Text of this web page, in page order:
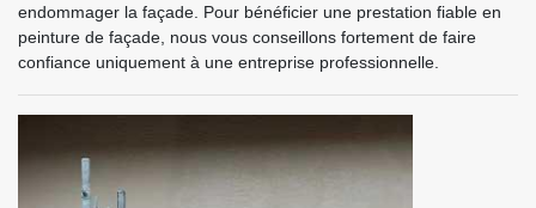
endommager la façade. Pour bénéficier une prestation fiable en
peinture de façade, nous vous conseillons fortement de faire
confiance uniquement à une entreprise professionnelle.